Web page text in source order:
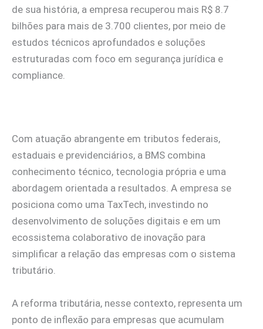
de sua história, a empresa recuperou mais R$ 8.7
bilhões para mais de 3.700 clientes, por meio de
estudos técnicos aprofundados e soluções
estruturadas com foco em segurança jurídica e
compliance.
Com atuação abrangente em tributos federais,
estaduais e previdenciários, a BMS combina
conhecimento técnico, tecnologia própria e uma
abordagem orientada a resultados. A empresa se
posiciona como uma TaxTech, investindo no
desenvolvimento de soluções digitais e em um
ecossistema colaborativo de inovação para
simplificar a relação das empresas com o sistema
tributário.
A reforma tributária, nesse contexto, representa um
ponto de inflexão para empresas que acumulam